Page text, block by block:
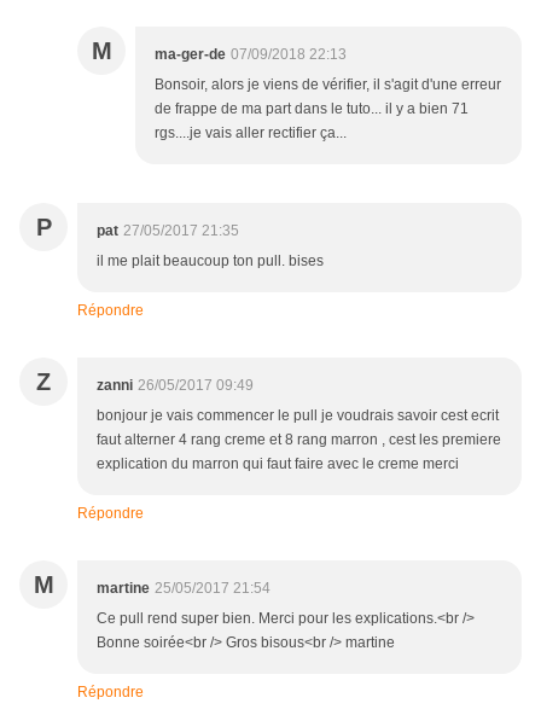
M ma-ger-de 07/09/2018 22:13
Bonsoir, alors je viens de vérifier, il s'agit d'une erreur
de frappe de ma part dans le tuto... il y a bien 71
rgs....je vais aller rectifier ça...
P pat 27/05/2017 21:35
il me plait beaucoup ton pull. bises
Répondre
Z zanni 26/05/2017 09:49
bonjour je vais commencer le pull je voudrais savoir cest ecrit
faut alterner 4 rang creme et 8 rang marron , cest les premiere
explication du marron qui faut faire avec le creme merci
Répondre
M martine 25/05/2017 21:54
Ce pull rend super bien. Merci pour les explications.<br />
Bonne soirée<br /> Gros bisous<br /> martine
Répondre